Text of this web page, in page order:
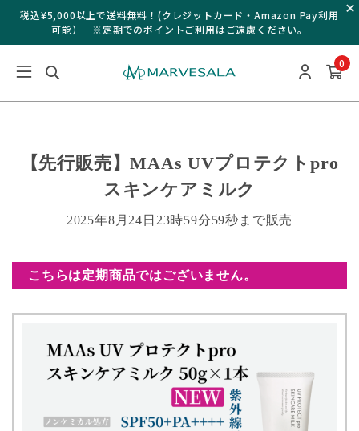
税込¥5,000以上で送料無料！(クレジットカード・Amazon Pay利用
可能） ※定期でのポイントご利用はご遠慮ください。
0
【先行販売】MAAs UVプロテクトpro
スキンケアミルク
2025年8月24日23時59分59秒まで販売
こちらは定期商品ではございません。